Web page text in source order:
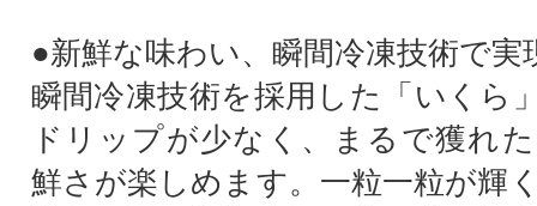
●新鮮な味わい、瞬間冷凍技術で実
瞬間冷凍技術を採用した「いくら
ドリップが少なく、まるで獲れ
鮮さが楽しめます。一粒一粒が輝